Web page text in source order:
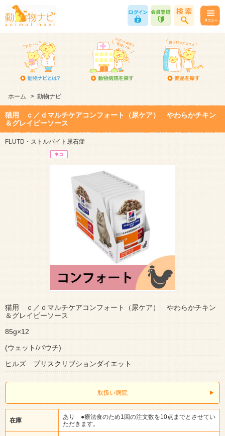
ホーム > 動物ナビ
猫用 ｃ／ｄマルチケアコンフォート（尿ケア） やわらかチキン
＆グレイビーソース
FLUTD・ストルバイト尿石症
猫用 ｃ／ｄマルチケアコンフォート（尿ケア） やわらかチキン
＆グレイビーソース
85g×12
(ウェット/パウチ)
ヒルズ プリスクリブションダイエット
取扱い病院
在庫
あり ●療法食のため1回の注文数を10点までとさせてい
ただきます。